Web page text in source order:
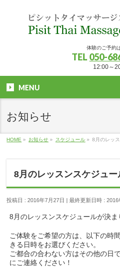
体験のご予約
TEL 050-
12:00～
MENU
お知らせ
HOME » お知らせ » スケジュール » 8月のレッ
8月のレッスンスケジュー
投稿日 : 2016年7月27日 最終更新日時 : 2016
8月のレッスンスケジュールが決ま
ご体験をご希望の方は、以下の時
きる日時をお選びください。
ご都合の合わない方はその他の日
にご連絡ください！